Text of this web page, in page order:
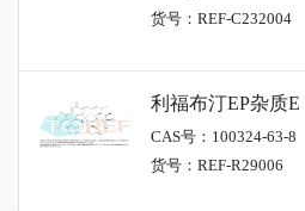
货号：REF-C232004
利福布汀EP杂质E
CAS号：100324-63-8
货号：REF-R29006